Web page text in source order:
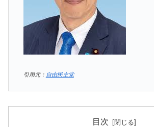
引用元： 自由民主党
目次